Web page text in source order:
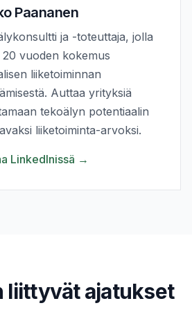
Paananen
ja -toteuttaja, jolla
vuoden kokemus
liiketoiminnan
Auttaa yrityksiä
tekoälyn potentiaalin
liiketoiminta-arvoksi.
LinkedInissä →
liittyvät ajatukset